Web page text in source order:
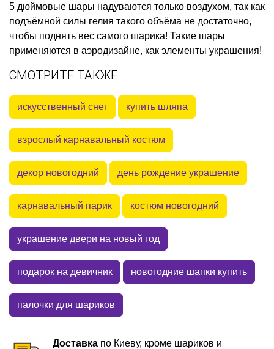
5 дюймовые шары надуваются только воздухом, так как
подъёмной силы гелия такого объёма не достаточно,
чтобы поднять вес самого шарика! Такие шары
применяются в аэродизайне, как элементы украшения!
СМОТРИТЕ ТАКЖЕ
искусственный снег купить шляпа
взрослый карнавальный костюм
декор новогодний день рождение украшение
карнавальный парик костюм новогодний
украшение двери на новый год
подарок на девичник новогодние шапки купить
палочки для шариков
Доставка по Киеву, кроме шариков и